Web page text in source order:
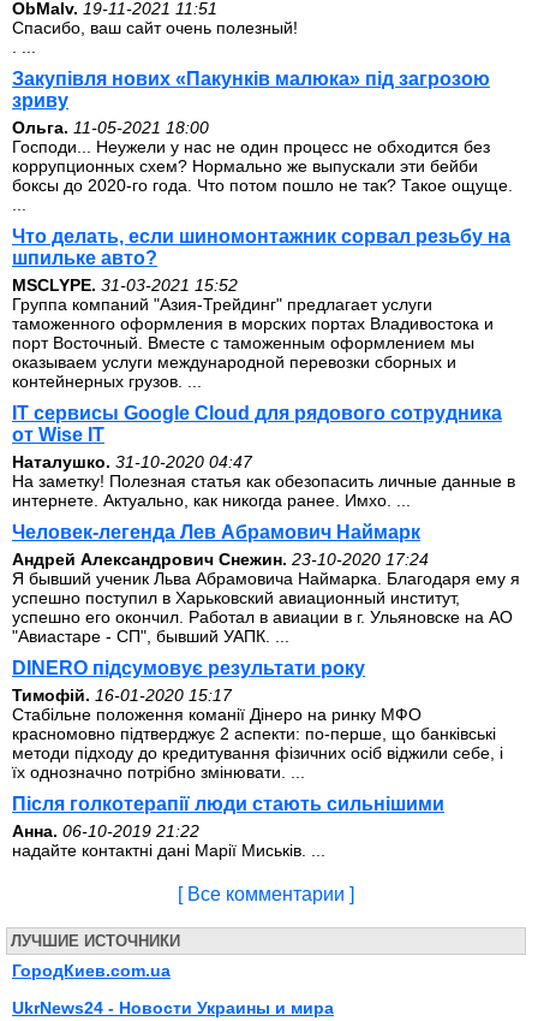
ОbMalv. 19-11-2021 11:51
Спасибо, ваш сайт очень полезный!
Закупівля нових «Пакунків малюка» під загрозою
зриву
Ольга. 11-05-2021 18:00
Господи... Неужели у нас не один процесс не обходится без
коррупционных схем? Нормально же выпускали эти бейби
боксы до 2020-го года. Что потом пошло не так? Такое ощуще.
Что делать, если шиномонтажник сорвал резьбу на
шпильке авто?
MSCLYPE. 31-03-2021 15:52
Группа компаний "Азия-Трейдинг" предлагает услуги
таможенного оформления в морских портах Владивостока и
порт Восточный. Вместе с таможенным оформлением мы
оказываем услуги международной перевозки сборных и
контейнерных грузов. ...
IT сервисы Google Cloud для рядового сотрудника
от Wise IT
Наталушко. 31-10-2020 04:47
На заметку! Полезная статья как обезопасить личные данные в
интернете. Актуально, как никогда ранее. Имхо. ...
Человек-легенда Лев Абрамович Наймарк
Андрей Александрович Снежин. 23-10-2020 17:24
Я бывший ученик Льва Абрамовича Наймарка. Благодаря ему я
успешно поступил в Харьковский авиационный институт,
успешно его окончил. Работал в авиации в г. Ульяновске на АО
"Авиастаре - СП", бывший УАПК. ...
DINERO підсумовує результати року
Тимофій. 16-01-2020 15:17
Стабільне положення команії Дінеро на ринку МФО
красномовно підтверджує 2 аспекти: по-перше, що банківські
методи підходу до кредитування фізичних осіб віджили себе, і
їх однозначно потрібно змінювати. ...
Після голкотерапії люди стають сильнішими
Анна. 06-10-2019 21:22
надайте контактні дані Марії Миськів. ...
[ Все комментарии ]
ЛУЧШИЕ ИСТОЧНИКИ
ГородКиев.com.ua
UkrNews24 - Новости Украины и мира